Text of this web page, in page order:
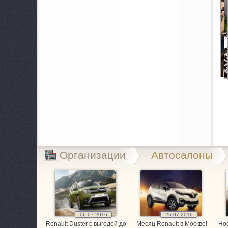
Организации Автосалоны
06.07.2016
Renault Duster с выгодой до
25.07.2016
Месяц Renault в Москве!